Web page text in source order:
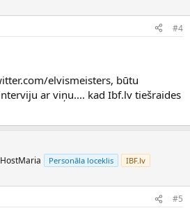
#4
elvismeisters, būtu
ar viņu.... kad Ibf.lv tiešraides
Personāla loceklis IBF.lv
#5